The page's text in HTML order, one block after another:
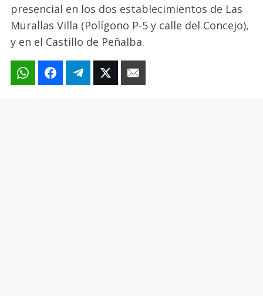
presencial en los dos establecimientos de Las
Murallas Villa (Polígono P-5 y calle del Concejo),
y en el Castillo de Peñalba.